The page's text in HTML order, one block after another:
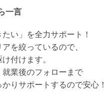
一言
い」を全力サポート！
を絞っているので、
付けます。
業後のフォローまで
りサポートするので安心！